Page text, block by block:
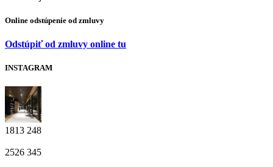
Online odstúpenie od zmluvy
Odstúpiť od zmluvy online tu
INSTAGRAM
1813 248
2526 345